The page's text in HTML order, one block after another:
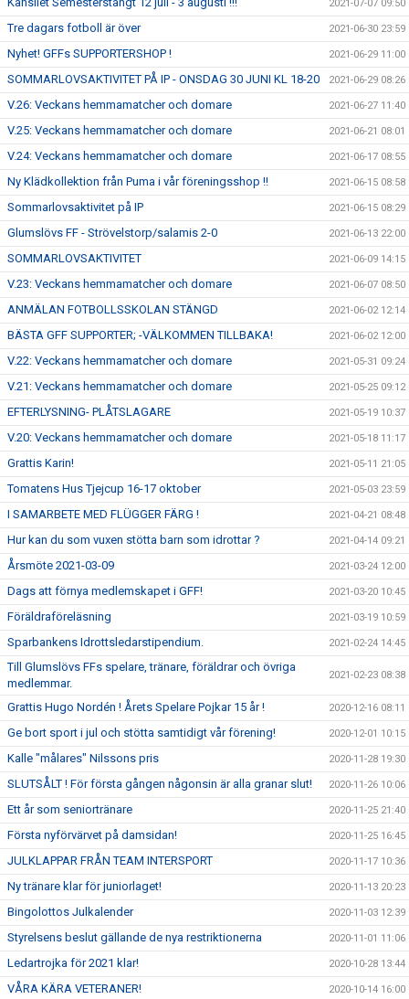
2021-07-07 09:50
Tre dagars fotboll är över 2021-06-30 23:59
Nyhet! GFFs SUPPORTERSHOP ! 2021-06-29 11:00
SOMMARLOVSAKTIVITET PÅ IP - ONSDAG 30 JUNI KL 18-20 2021-06-29 08:26
V.26: Veckans hemmamatcher och domare 2021-06-27 11:40
V.25: Veckans hemmamatcher och domare 2021-06-21 08:01
V.24: Veckans hemmamatcher och domare 2021-06-17 08:55
Ny Klädkollektion från Puma i vår föreningsshop !! 2021-06-15 08:58
Sommarlovsaktivitet på IP 2021-06-15 08:29
Glumslövs FF - Strövelstorp/salamis 2-0 2021-06-13 22:00
SOMMARLOVSAKTIVITET 2021-06-09 14:15
V.23: Veckans hemmamatcher och domare 2021-06-07 08:50
ANMÄLAN FOTBOLLSSKOLAN STÄNGD 2021-06-02 12:14
BÄSTA GFF SUPPORTER; -VÄLKOMMEN TILLBAKA! 2021-06-02 12:00
V.22: Veckans hemmamatcher och domare 2021-05-31 09:24
V.21: Veckans hemmamatcher och domare 2021-05-25 09:12
EFTERLYSNING- PLÅTSLAGARE 2021-05-19 10:37
V.20: Veckans hemmamatcher och domare 2021-05-18 11:17
Grattis Karin! 2021-05-11 21:05
Tomatens Hus Tjejcup 16-17 oktober 2021-05-03 23:59
I SAMARBETE MED FLÜGGER FÄRG ! 2021-04-21 08:48
Hur kan du som vuxen stötta barn som idrottar ? 2021-04-14 09:21
Årsmöte 2021-03-09 2021-03-24 12:00
Dags att förnya medlemskapet i GFF! 2021-03-20 10:45
Föräldraföreläsning 2021-03-19 10:59
Sparbankens Idrottsledarstipendium. 2021-02-24 14:45
Till Glumslövs FFs spelare, tränare, föräldrar och övriga
medlemmar.
2021-02-23 08:38
Grattis Hugo Nordén ! Årets Spelare Pojkar 15 år ! 2020-12-16 08:11
Ge bort sport i jul och stötta samtidigt vår förening! 2020-12-01 10:15
Kalle "målares" Nilssons pris 2020-11-28 19:30
SLUTSÅLT ! För första gången någonsin är alla granar slut! 2020-11-26 10:06
Ett år som seniortränare 2020-11-25 21:40
Första nyförvärvet på damsidan! 2020-11-25 16:45
JULKLAPPAR FRÅN TEAM INTERSPORT 2020-11-17 10:36
Ny tränare klar för juniorlaget! 2020-11-13 20:23
Bingolottos Julkalender 2020-11-03 12:39
Styrelsens beslut gällande de nya restriktionerna 2020-11-01 11:06
Ledartrojka för 2021 klar! 2020-10-28 13:44
VÅRA KÄRA VETERANER! 2020-10-14 16:00